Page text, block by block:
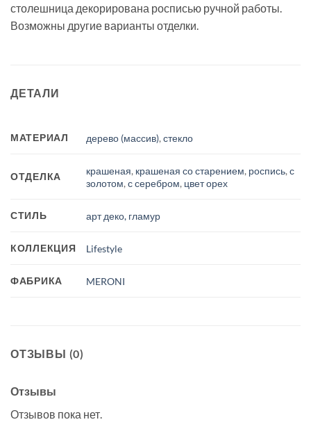
столешница декорирована росписью ручной работы.
Возможны другие варианты отделки.
ДЕТАЛИ
МАТЕРИАЛ дерево (массив),стекло
ОТДЕЛКА
крашеная, крашеная со старением, роспись,с
золотом,с серебром, цвет орех
СТИЛЬ арт деко, гламур
КОЛЛЕКЦИЯ Lifestyle
ФАБРИКА MERONI
ОТЗЫВЫ (0)
Отзывы
Отзывов пока нет.